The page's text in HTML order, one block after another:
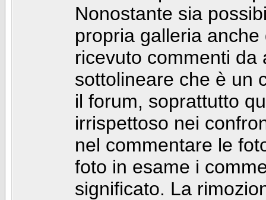
Nonostante sia
propria galleria
ricevuto commenti da
sottolineare che è un
il forum, soprattutto
irrispettoso nei
nel commentare le
foto in esame i
significato. La